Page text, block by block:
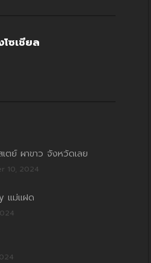
ซเชียล
ตย์ ผาขาว จังหวัดเลย
10, 2024
แม่แฝด